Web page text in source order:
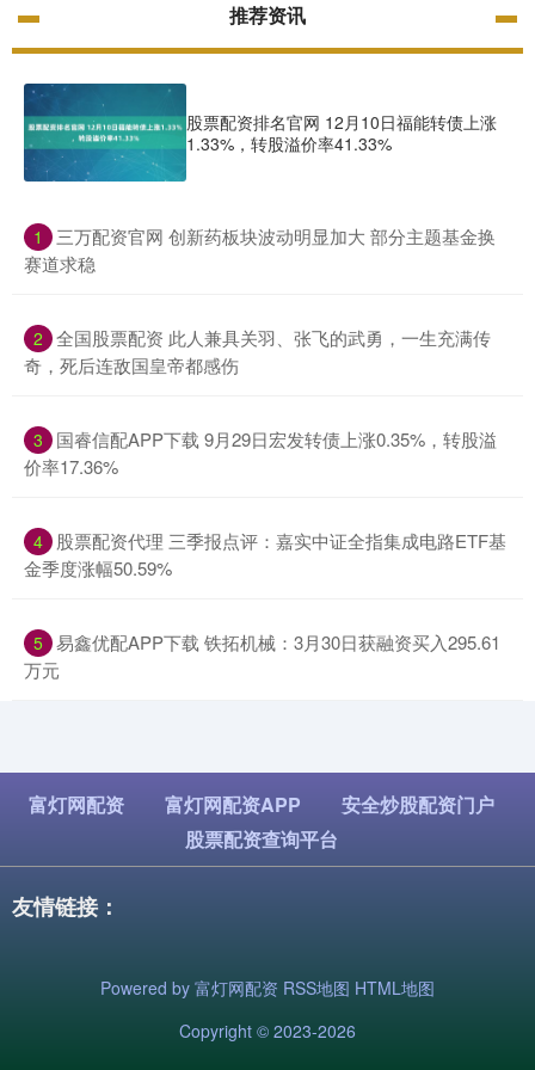
推荐资讯
股票配资排名官网 12月10日福能转债上涨
1.33%，转股溢价率41.33%
1
​三万配资官网 创新药板块波动明显加大 部分主题基金换
赛道求稳
2 ​全国股票配资 此人兼具关羽、张飞的武勇，一生充满传
奇，死后连敌国皇帝都感伤
3
​国睿信配APP下载 9月29日宏发转债上涨0.35%，转股溢
价率17.36%
4
​股票配资代理 三季报点评：嘉实中证全指集成电路ETF基
金季度涨幅50.59%
5 ​易鑫优配APP下载 铁拓机械：3月30日获融资买入295.61
万元
富灯网配资 富灯网配资APP
安全炒股配资门户
股票配资查询平台
友情链接：
Powered by 富灯网配资 RSS地图 HTML地图
Copyright © 2023-2026